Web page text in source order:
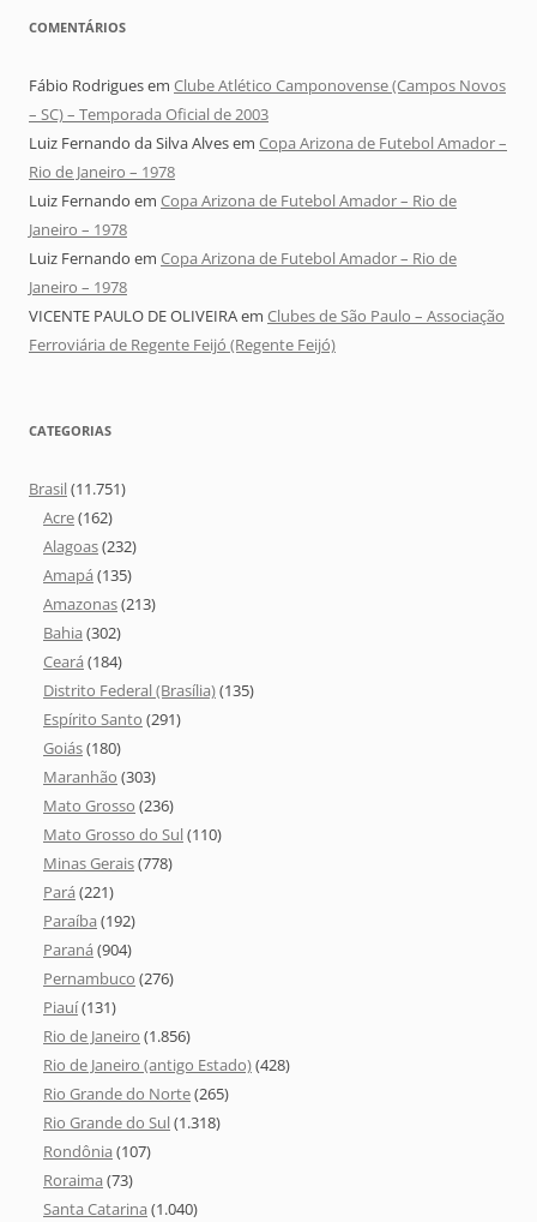
COMENTÁRIOS
Fábio Rodriguesem Clube Atlético Camponovense (Campos Novos
– SC) – Temporada Oficial de 2003
Luiz Fernando da Silva Alvesem Copa Arizona de Futebol Amador –
Rio de Janeiro – 1978
Luiz Fernando em Copa Arizona de Futebol Amador – Rio de
Janeiro – 1978
Luiz Fernando em Copa Arizona de Futebol Amador – Rio de
Janeiro – 1978
VICENTE PAULO DE OLIVEIRAem Clubes de São Paulo – Associação
Ferroviária de Regente Feijó (Regente Feijó)
CATEGORIAS
Brasil(11.751)
Acre(162)
Alagoas(232)
Amapá (135)
Amazonas(213)
Bahia (302)
Ceará (184)
Distrito Federal (Brasília)(135)
Espírito Santo (291)
Goiás(180)
Maranhão (303)
Mato Grosso (236)
Mato Grosso do Sul(110)
Minas Gerais(778)
Pará (221)
Paraíba (192)
Paraná (904)
Pernambuco (276)
Piauí(131)
Rio de Janeiro (1.856)
Rio de Janeiro (antigo Estado)(428)
Rio Grande do Norte(265)
Rio Grande do Sul(1.318)
Rondônia (107)
Roraima (73)
Santa Catarina (1.040)